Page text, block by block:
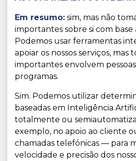
Em resumo: sim, mas não
importantes sobre si com base
Podemos usar ferramentas
apoiar os nossos serviços, mas
importantes envolvem
programas.
Sim. Podemos utilizar
baseadas em Inteligência
totalmente ou
exemplo, no apoio ao cliente
chamadas telefónicas — para
velocidade e precisão dos